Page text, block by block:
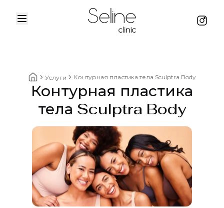
Home breadcrumbs
Услуги Контурная пластика тела Sculptra Body
Контурная пластика
тела Sculptra Body